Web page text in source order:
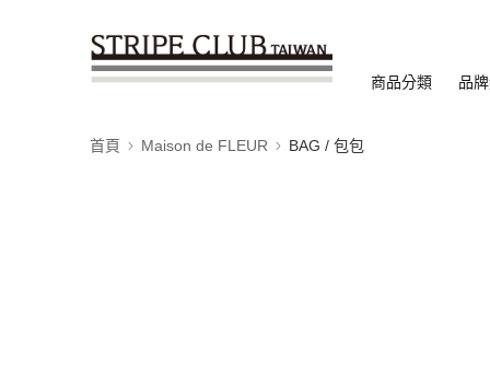
商品分類 品
首頁 Maison de FLEUR BAG / 包包